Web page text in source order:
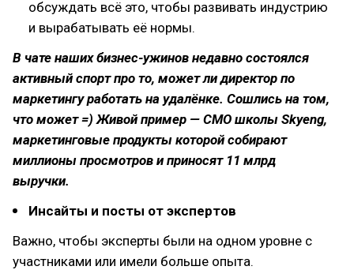
обсуждать всё это, чтобы развивать индустрию
и вырабатывать её нормы.
В чате наших бизнес-ужинов недавно состоялся
активный спорт про то, может ли директор по
маркетингу работать на удалёнке. Сошлись на том,
что может =) Живой пример — CMO школы Skyeng,
маркетинговые продукты которой собирают
миллионы просмотров и приносят 11 млрд
выручки.
Инсайты и посты от экспертов
Важно, чтобы эксперты были на одном уровне с
участниками или имели больше опыта.